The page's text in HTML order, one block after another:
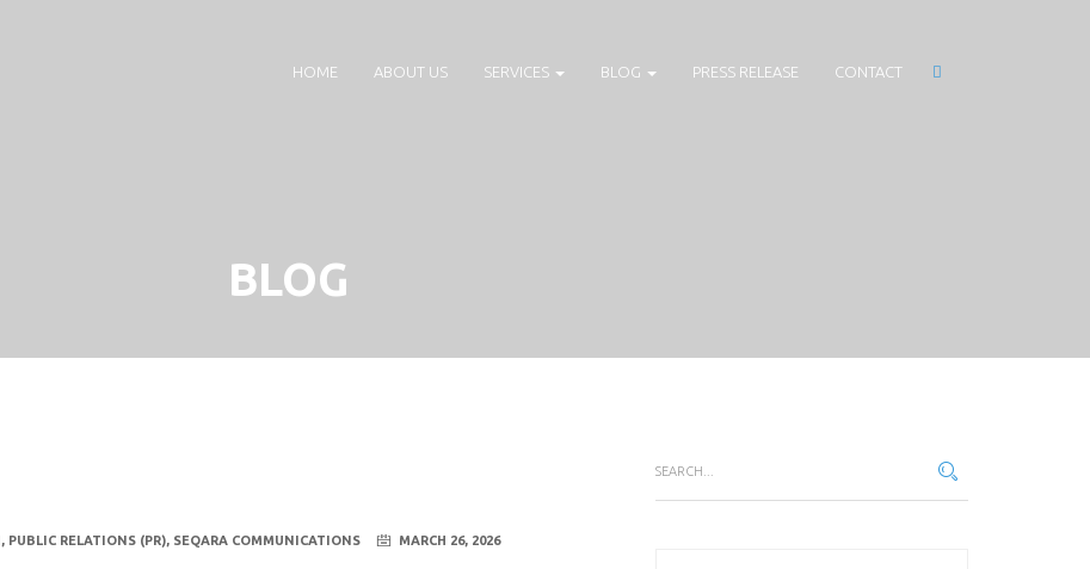
HOME ABOUT US SERVICES BLOG PRESS RELEASE CONTACT
BLOG
, PUBLIC RELATIONS (PR), SEQARA COMMUNICATIONS
MARCH 26, 2026